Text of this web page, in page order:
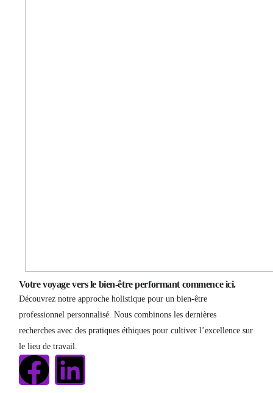
Votre voyage vers le bien-être performant commence ici.
Découvrez notre approche holistique pour un bien-être
professionnel personnalisé. Nous combinons les dernières
recherches avec des pratiques éthiques pour cultiver l’excellence sur
le lieu de travail.